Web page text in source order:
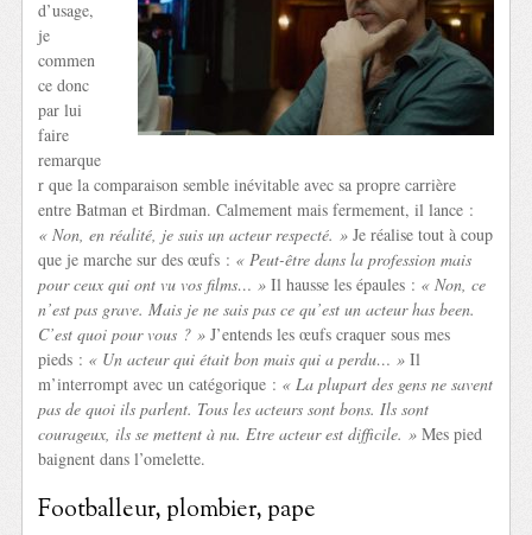
d’usage,
je
commen
ce donc
par lui
faire
remarque
r que la comparaison semble inévitable avec sa propre carrière
entre Batman et Birdman. Calmement mais fermement, il lance :
« Non, en réalité, je suis un acteur respecté. » Je réalise tout à coup
que je marche sur des œufs : « Peut-être dans la profession mais
pour ceux qui ont vu vos films… » Il hausse les épaules : « Non, ce
n’est pas grave. Mais je ne sais pas ce qu’est un acteur has been.
C’est quoi pour vous ? » J’entends les œufs craquer sous mes
pieds : « Un acteur qui était bon mais qui a perdu… » Il
m’interrompt avec un catégorique : « La plupart des gens ne savent
pas de quoi ils parlent. Tous les acteurs sont bons. Ils sont
courageux, ils se mettent à nu. Etre acteur est difficile. » Mes pied
baignent dans l’omelette.
Footballeur, plombier, pape